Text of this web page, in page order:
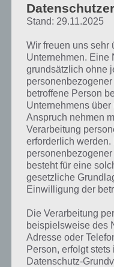
Im Labor stellst du
du deinen
Seifenblasen und
Um bei My Hospital
Bereiche kennen:
Stand: 29.11.2025
Wir freuen uns sehr
Unternehmen. Eine
grundsätzlich ohne
betroffene Person
Unternehmens
Anspruch nehmen
Verarbeitung
erforderlich werden.
besteht für eine
gesetzliche
Einwilligung der
Die Verarbeitung
beispielsweise des
Adresse oder
Person, erfolgt
Datenschutz-